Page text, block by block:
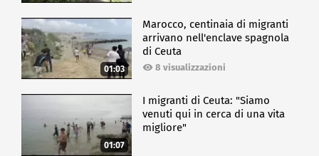
01:03
Marocco, centinaia di migranti
arrivano nell'enclave spagnola
di Ceuta
8 visualizzazioni
01:07
I migranti di Ceuta: "Siamo
venuti qui in cerca di una vita
migliore"